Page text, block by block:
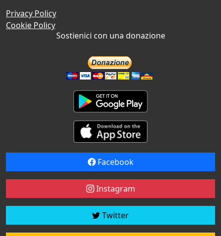
Privacy Policy
Cookie Policy
Sostienici con una donazione
Facebook
Instagram
Twitter